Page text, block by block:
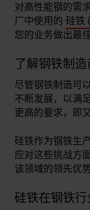
对高性能钢的需
厂中使用的 硅铁
您的业务做出最
了解钢铁制
尽管钢铁制造可
不断发展，以满
更高的要求，即
硅铁作为钢铁生
应对这些挑战方
该领域的领先优势
硅铁在钢铁